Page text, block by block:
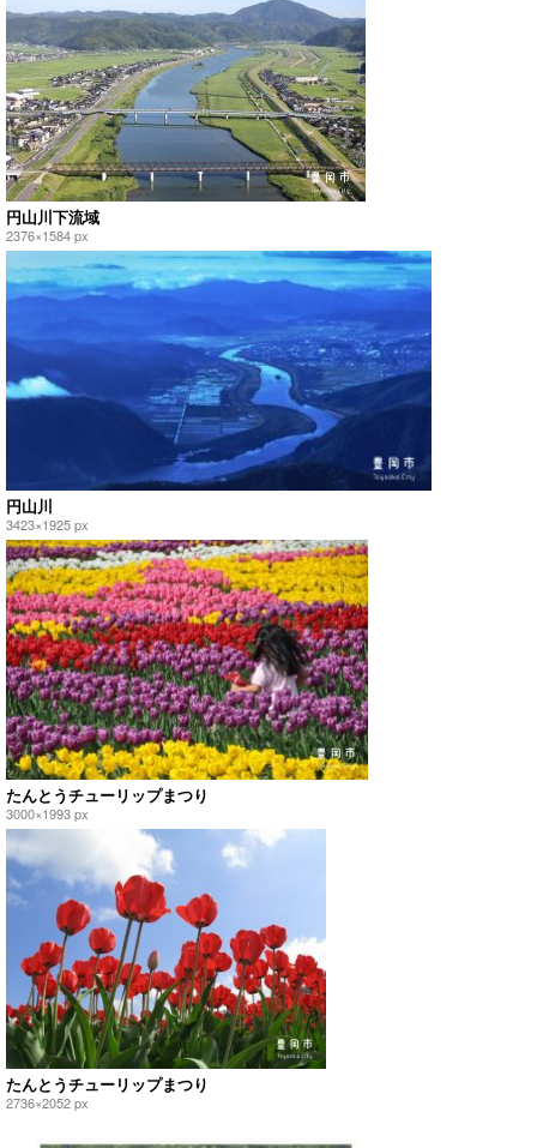
円山川下流域
2376×1584 px
円山川
3423×1925 px
たんとうチューリップまつり
3000×1993 px
たんとうチューリップまつり
2736×2052 px